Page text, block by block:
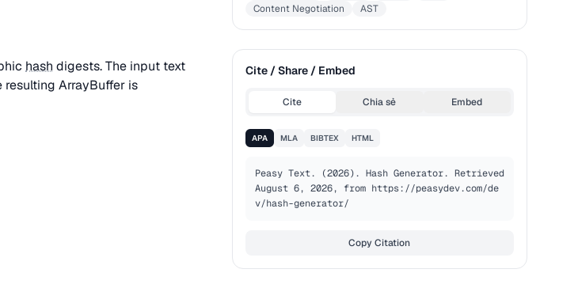
hash digests. The input text
resulting ArrayBuffer is
Content Negotiation
AST
Cite / Share / Embed
Cite Chia sẻ Embed
APA MLA BIBTEX HTML
Peasy Text. (2026). Hash Generator. Retrieved
August 6, 2026, from https://peasydev.com/de
v/hash-generator/
Copy Citation